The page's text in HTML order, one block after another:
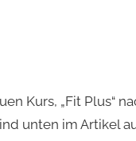
Kurs, „Fit Plus“
unten im Artikel